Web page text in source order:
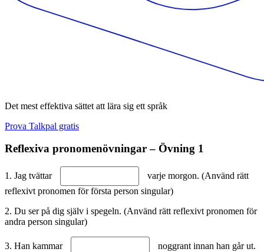
Det mest effektiva sättet att lära sig ett språk
Prova Talkpal gratis
Reflexiva pronomenövningar – Övning 1
1. Jag tvättar
varje morgon. (Använd rätt
reflexivt pronomen för första person singular)
2. Du ser på dig själv i spegeln. (Använd rätt reflexivt pronomen för
andra person singular)
3. Han kammar
noggrant innan han går ut.